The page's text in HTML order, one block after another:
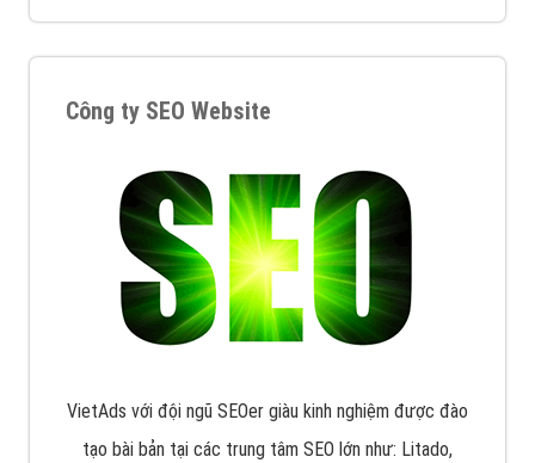
Công ty SEO Website
VietAds với đội ngũ SEOer giàu kinh nghiệm được đào
tạo bài bản tại các trung tâm SEO lớn như: Litado,